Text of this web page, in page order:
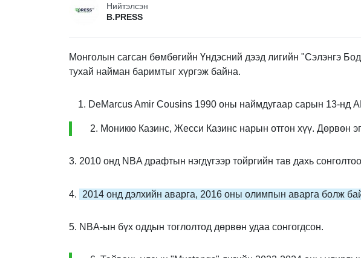
Нийтэлсэн
B.PRESS
Монголын сагсан бөмбөгийн Үндэсний дээд лигийн "Сэлэнгэ
тухай найман баримтыг хүргэж байна.
DeMarcus Amir Cousins 1990 оны наймдугаар сарын 13-нд
2. Моникю Казинс, Жесси Казинс нарын отгон хүү. Дөрвөн
3. 2010 онд NBA драфтын нэгдүгээр тойргийн тав дахь
4. 2014 онд дэлхийн аварга, 2016 оны олимпын аварга болж
5. NBA-ын бүх оддын тоглолтод дөрвөн удаа сонгогдсон.